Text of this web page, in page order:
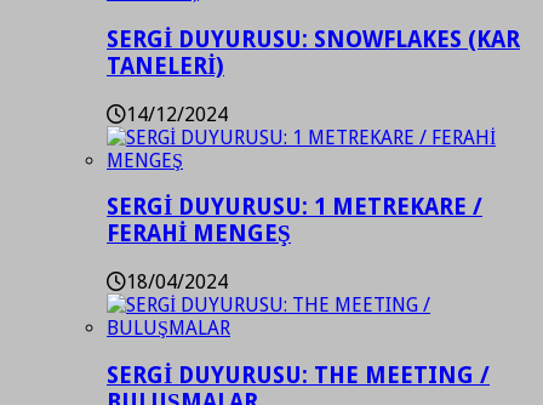
SERGİ DUYURUSU: SNOWFLAKES (KAR
TANELERİ)
14/12/2024
SERGİ DUYURUSU: 1 METREKARE /
FERAHİ MENGEŞ
18/04/2024
SERGİ DUYURUSU: THE MEETING /